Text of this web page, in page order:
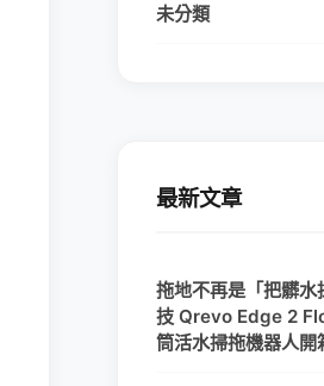
未分類
最新文章
拖地不再是「把髒水
技 Qrevo Edge 2
筒活水掃拖機器人開